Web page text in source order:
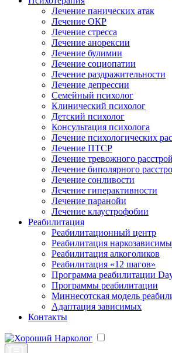
Лечение панических атак
Лечение ОКР
Лечение стресса
Лечение анорексии
Лечение булимии
Лечение социопатии
Лечение раздражительности
Лечение депрессии
Семейный психолог
Клинический психолог
Детский психолог
Консультация психолога
Лечение психологических
Лечение ПТСР
Лечение тревожного
Лечение биполярного
Лечение сонливости
Лечение гиперактивности
Лечение паранойи
Лечение клаустрофобии
Реабилитация
Реабилитационный центр
Реабилитация
Реабилитация алкоголиков
Реабилитация «12 шагов»
Программа реабилитации
Программы реабилитации
Миннесотская модель
Адаптация зависимых
Контакты